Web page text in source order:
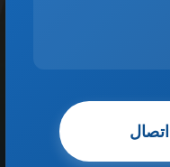
اتصال